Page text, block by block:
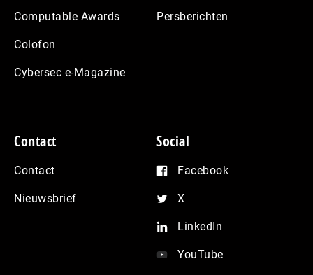
Computable Awards
Colofon
Cybersec e-Magazine
Persberichten
Contact
Contact
Nieuwsbrief
Social
Facebook
X
LinkedIn
YouTube